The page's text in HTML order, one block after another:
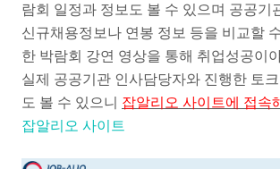
람회 일정과 정보도 볼 수 있으며 공공기
신규채용정보나 연봉 정보 등을 비교할
한 박람회 강연 영상을 통해 취업성공이
실제 공공기관 인사담당자와 진행한 토
도 볼 수 있으니 잡알리오 사이트에 접속
잡알리오 사이트